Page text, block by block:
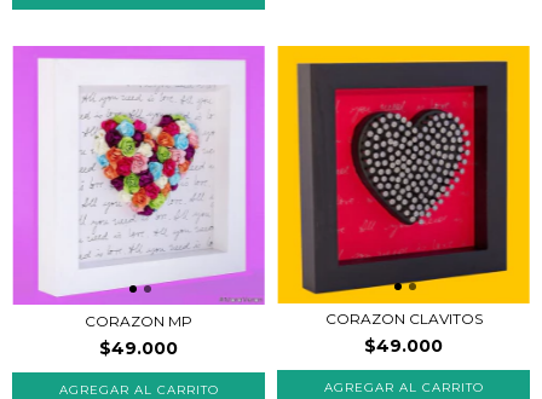
CORAZON MP
$49.000
AGREGAR AL CARRITO
CORAZON CLAVITOS
$49.000
AGREGAR AL CARRITO